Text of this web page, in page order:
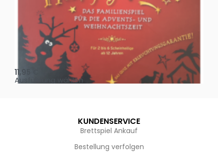
Oh, heilige Nacht!
11,95
Ausführung wählen
KUNDENSERVICE
Brettspiel Ankauf
Bestellung verfolgen